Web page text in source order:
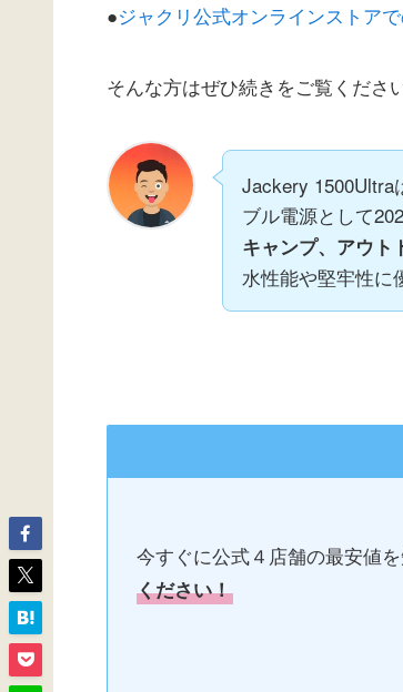
●ジャクリ公式オンラインストア
そんな方はぜひ続きをご覧ください
Jackery 1500Ultra
ブル電源として
キャンプ、アウト
水性能や堅牢性に
今すぐに公式４店舗の最安値を
ください！